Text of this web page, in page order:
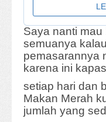
Saya nanti
semuanya
pemasarannya
karena ini
setiap hari dan
Makan Merah
jumlah yang